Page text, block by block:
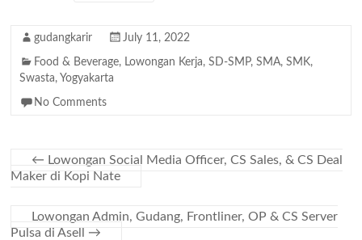
gudangkarir July 11, 2022
Food & Beverage, Lowongan Kerja,SD-SMP,SMA,SMK,
Swasta, Yogyakarta
No Comments
← Lowongan Social Media Officer, CS Sales, & CS Deal
Maker di Kopi Nate
Lowongan Admin, Gudang, Frontliner, OP & CS Server
Pulsa di Asell →